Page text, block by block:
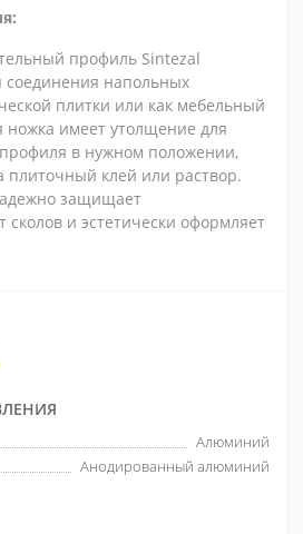
профиль Sintezal
соединения напольных
плитки или как мебельный
имеет утолщение для
в нужном положении,
плиточный клей или раствор.
защищает
сколов и эстетически оформляет
Алюминий
Анодированный алюминий